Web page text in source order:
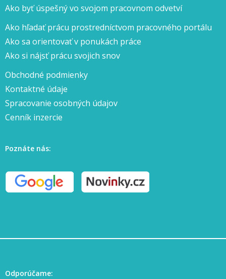
Ako byť úspešný vo svojom pracovnom odvetví
Ako hľadať prácu prostredníctvom pracovného portálu
Ako sa orientovať v ponukách práce
Ako si nájsť prácu svojich snov
Obchodné podmienky
Kontaktné údaje
Spracovanie osobných údajov
Cenník inzercie
Poznáte nás:
Odporúčame: